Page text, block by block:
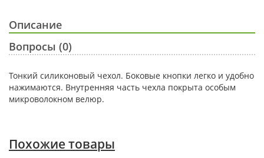
Описание
Вопросы (0)
Тонкий силиконовый чехол. Боковые кнопки легко и удобно
нажимаются. Внутренняя часть чехла покрыта особым
микроволокном велюр.
Похожие товары